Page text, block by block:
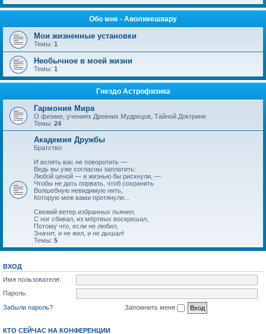
Обо мне - Аволикешвару
Мои жизненные установки
Темы: 1
Необычное в моей жизни
Темы: 1
Гнездо Астрофизика
Гармония Мира
О физике, учениях Древних Мудрецов, Тайной Доктрине
Темы: 24
Академия Дружбы
Братство
И вспять вас не поворотить —
Ведь вы уже согласны заплатить:
Любой ценой — и жизнью бы рискнули, —
Чтобы не дать порвать, чтоб сохранить
Волшебную невидимую нить,
Которую меж вами протянули...
Свежий ветер избранных пьянил,
С ног сбивал, из мёртвых воскрешал,
Потому что, если не любил,
Значит, и не жил, и не дышал!
Темы: 5
ВХОД
Имя пользователя:
Пароль:
Забыли пароль?
Запомнить меня
КТО СЕЙЧАС НА КОНФЕРЕНЦИИ